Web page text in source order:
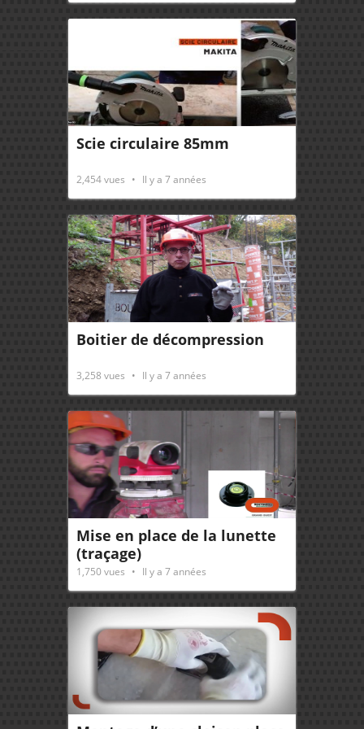
Scie circulaire 85mm
2,454vues Il y a 7 années
Boitier de décompression
3,258 vues Il y a 7 années
Mise en place de la lunette
(traçage)
1,750vues Il y a 7 années